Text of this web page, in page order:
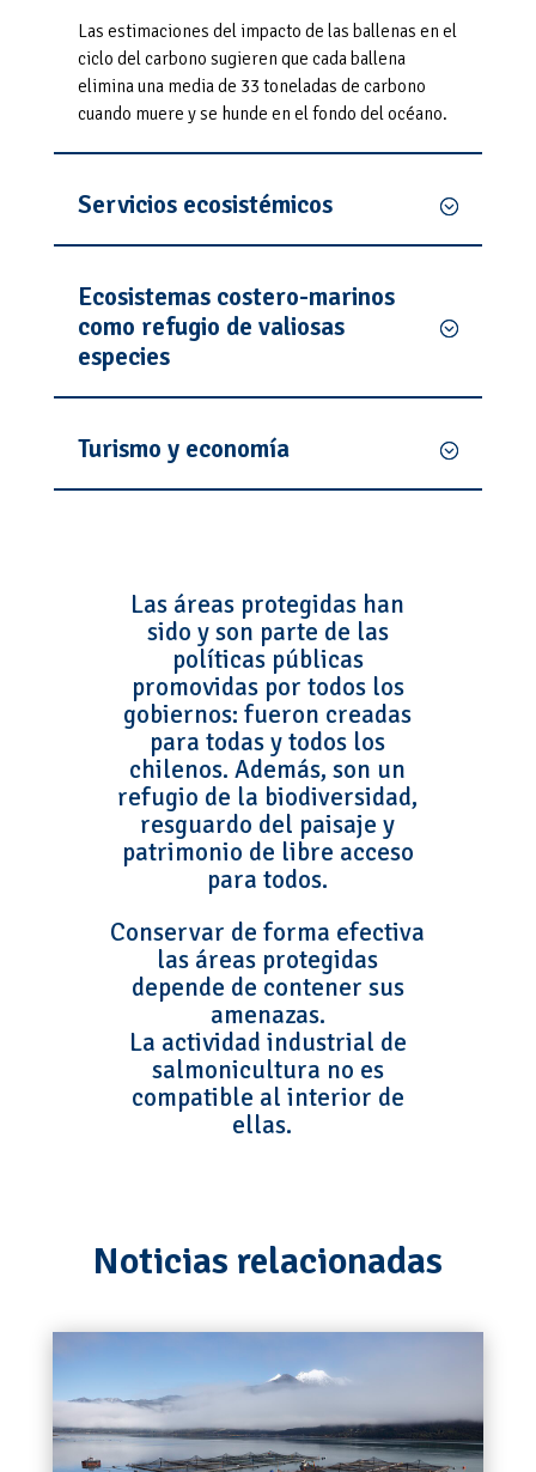
Las estimaciones del impacto de las ballenas en el
ciclo del carbono sugieren que cada ballena
elimina una media de 33 toneladas de carbono
cuando muere y se hunde en el fondo del océano.
Servicios ecosistémicos
Ecosistemas costero-marinos
como refugio de valiosas
especies
Turismo y economía
Las áreas protegidas han
sido y son parte de las
políticas públicas
promovidas por todos los
gobiernos: fueron creadas
para todas y todos los
chilenos. Además, son un
refugio de la biodiversidad,
resguardo del paisaje y
patrimonio de libre acceso
para todos.
Conservar de forma efectiva
las áreas protegidas
depende de contener sus
amenazas.
La actividad industrial de
salmonicultura no es
compatible al interior de
ellas.
Noticias relacionadas